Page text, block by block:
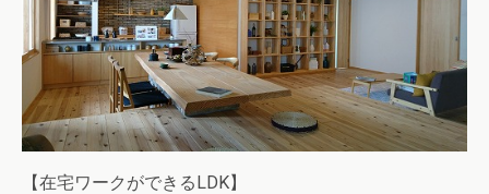
【在宅ワークができるLDK】